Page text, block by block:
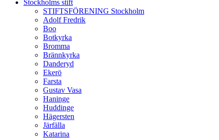
Stockholms stift
STIFTSFÖRENING Stockholm
Adolf Fredrik
Boo
Botkyrka
Bromma
Brännkyrka
Danderyd
Ekerö
Farsta
Gustav Vasa
Haninge
Huddinge
Hägersten
Järfälla
Katarina